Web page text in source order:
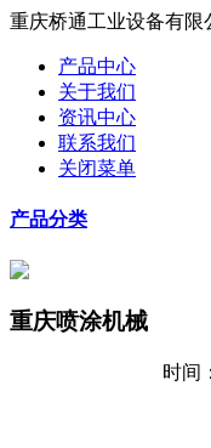
重庆桥通工业设备有限
产品中心
关于我们
资讯中心
联系我们
关闭菜单
产品分类
重庆喷涂机械
时间